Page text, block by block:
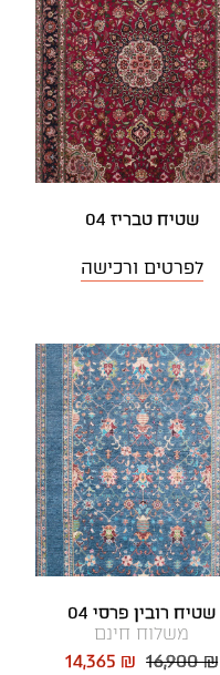
שטיח טבריז 04
לפרטים ורכישה
שטיח רובין פרסי 04
משלוח חינם
16,900 ₪
14,365 ₪